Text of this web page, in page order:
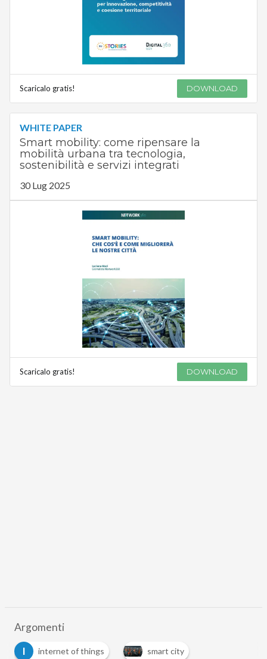
Scaricalo gratis! DOWNLOAD
WHITE PAPER
Smart mobility: come ripensare la
mobilità urbana tra tecnologia,
sostenibilità e servizi integrati
30 Lug 2025
Scaricalo gratis! DOWNLOAD
Argomenti
I
internet of things smart city